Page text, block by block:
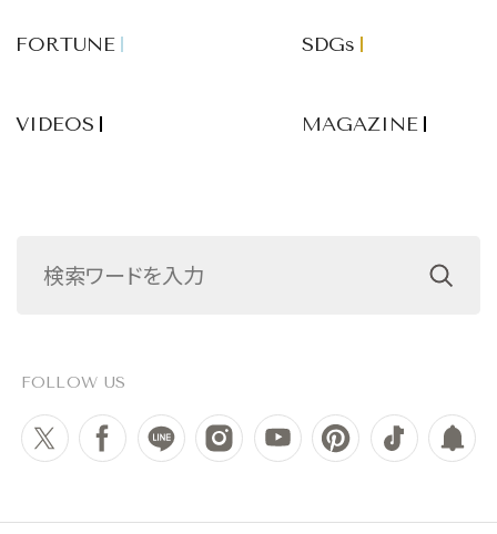
FORTUNE SDGs
VIDEOS MAGAZINE
FOLLOW US